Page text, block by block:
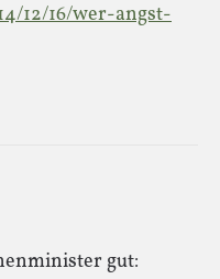
12/16/wer-angst-
gut: